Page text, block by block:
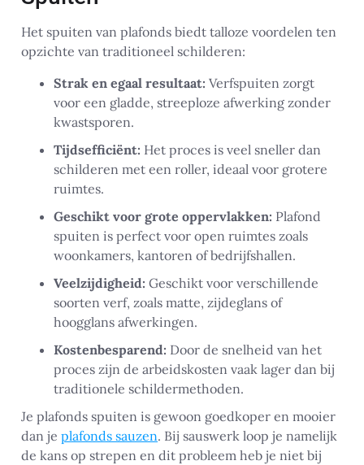
Het spuiten van plafonds biedt talloze voordelen ten
opzichte van traditioneel schilderen:
Strak en egaal resultaat: Verfspuiten zorgt
voor een gladde, streeploze afwerking zonder
kwastsporen.
Tijdsefficiënt: Het proces is veel sneller dan
schilderen met een roller, ideaal voor grotere
ruimtes.
Geschikt voor grote oppervlakken: Plafond
spuiten is perfect voor open ruimtes zoals
woonkamers, kantoren of bedrijfshallen.
Veelzijdigheid: Geschikt voor verschillende
soorten verf, zoals matte, zijdeglans of
hoogglans afwerkingen.
Kostenbesparend: Door de snelheid van het
proces zijn de arbeidskosten vaak lager dan bij
traditionele schildermethoden.
Je plafonds spuiten is gewoon goedkoper en mooier
dan je plafonds sauzen. Bij sauswerk loop je namelijk
de kans op strepen en dit probleem heb je niet bij